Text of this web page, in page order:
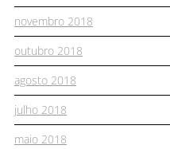
novembro 2018
outubro 2018
agosto 2018
julho 2018
maio 2018